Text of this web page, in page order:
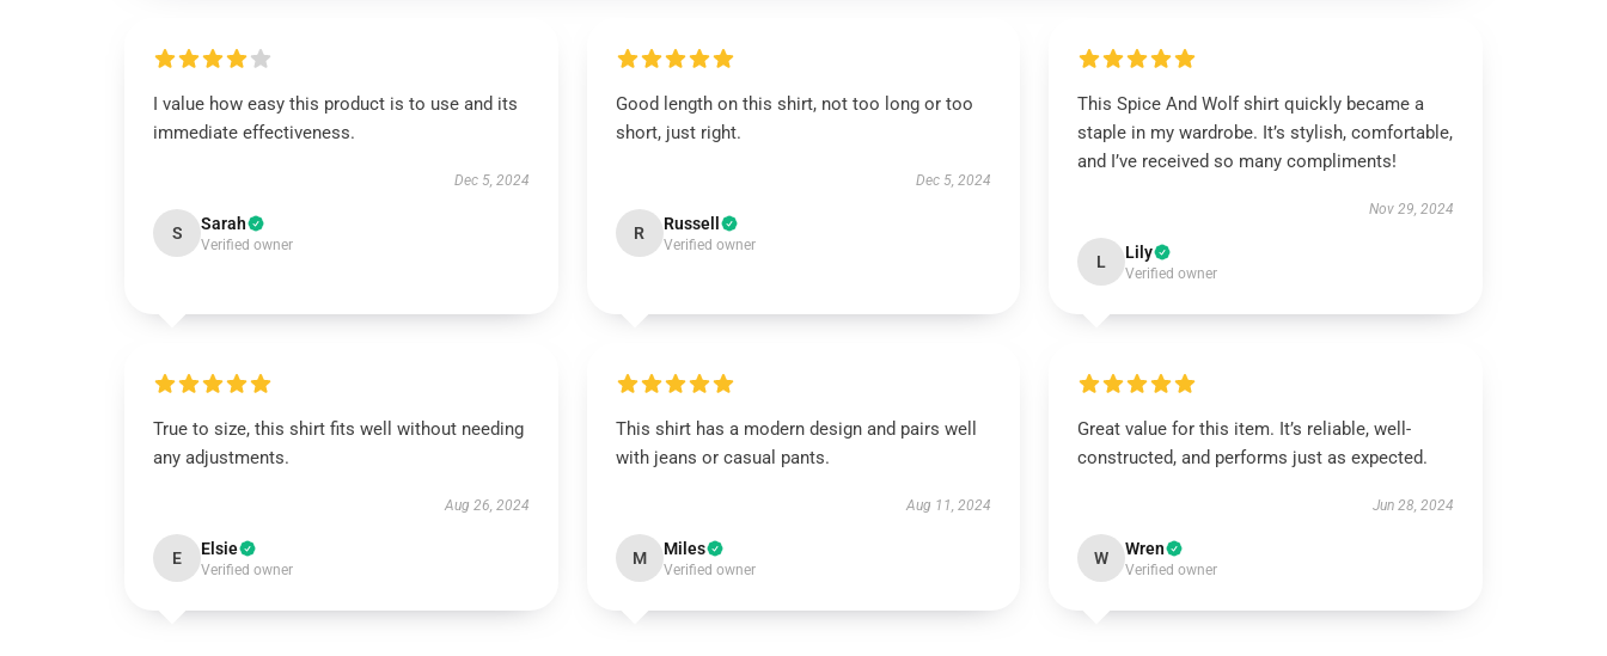
I value how easy this product is to use and its
immediate effectiveness.
Dec 5, 2024
S Sarah
Verified owner
Good length on this shirt, not too long or too
short, just right.
Dec 5, 2024
R Russell
Verified owner
This Spice And Wolf shirt quickly became a
staple in my wardrobe. It’s stylish, comfortable,
and I’ve received so many compliments!
Nov 29, 2024
L Lily
Verified owner
True to size, this shirt fits well without needing
any adjustments.
Aug 26, 2024
E Elsie
Verified owner
This shirt has a modern design and pairs well
with jeans or casual pants.
Aug 11, 2024
M Miles
Verified owner
Great value for this item. It’s reliable, well-
constructed, and performs just as expected.
Jun 28, 2024
W Wren
Verified owner